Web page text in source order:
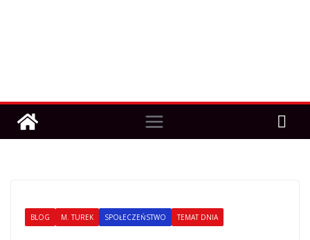
BLOG M. TUREK SPOŁECZEŃSTWO TEMAT DNIA